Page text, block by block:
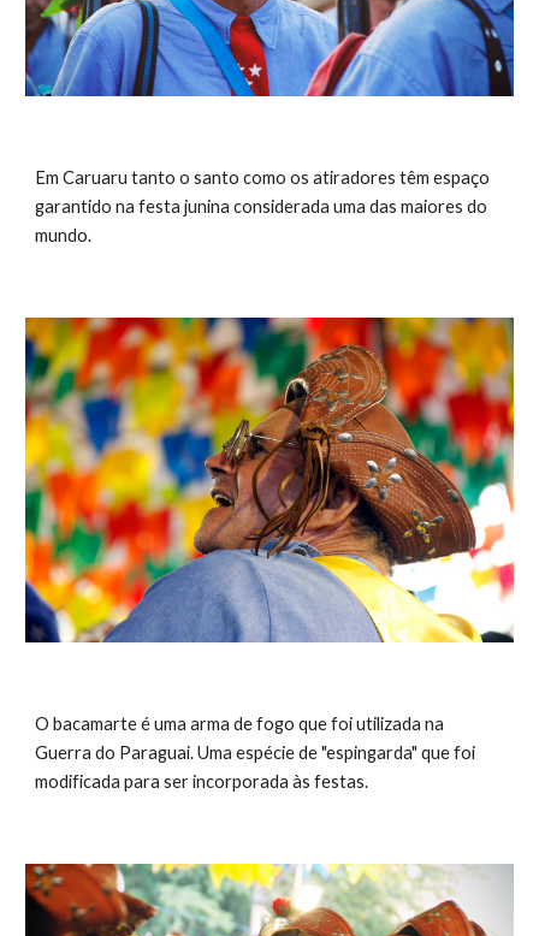
Em Caruaru tanto o santo como os atiradores têm espaço
garantido na festa junina considerada uma das maiores do
mundo.
O bacamarte é uma arma de fogo que foi utilizada na
Guerra do Paraguai. Uma espécie de "espingarda" que foi
modificada para ser incorporada às festas.